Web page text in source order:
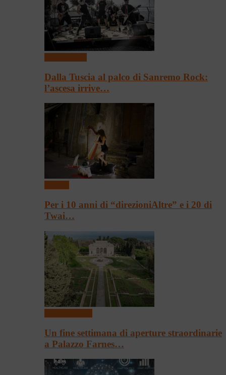
Dalla Tuscia al palco di Sanremo Rock:
l’ascesa irrive…
Per i 10 anni di “direzioniAltre” e i 20 di
Twai…
Un fine settimana di aperture straordinarie
a Palazzo Farnes…